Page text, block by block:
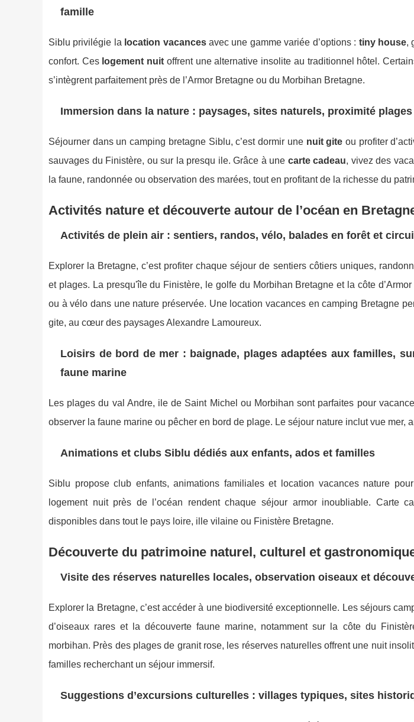
famille
Siblu privilégie la location vacancesavec une gamme variée d’options : tiny house,
confort. Ces logement nuit offrent une alternative insolite au traditionnel hôtel.
s’intègrent parfaitement près de l’Armor Bretagne ou du Morbihan Bretagne.
Immersion dans la nature : paysages, sites naturels, proximité plages
Séjourner dans un camping bretagne Siblu, c’est dormir une nuit gite ou profiter
sauvages du Finistère, ou sur la presqu ile. Grâce à une carte cadeau, vivez des
la faune, randonnée ou observation des marées, tout en profitant de la richesse du
Activités nature et découverte autour de l’océan en
Activités de plein air : sentiers, randos, vélo, balades en forêt et
Explorer la Bretagne, c’est profiter chaque séjour de sentiers côtiers uniques,
et plages. La presqu'île du Finistère, le golfe du Morbihan Bretagne et la côte
ou à vélo dans une nature préservée. Une location vacances en camping Bretagne
gite, au cœur des paysages Alexandre Lamoureux.
Loisirs de bord de mer : baignade, plages adaptées aux familles,
faune marine
Les plages du val Andre, ile de Saint Michel ou Morbihan sont parfaites pour
observer la faune marine ou pêcher en bord de plage. Le séjour nature inclut vue mer,
Animations et clubs Siblu dédiés aux enfants, ados et familles
Siblu propose club enfants, animations familiales et location vacances nature
logement nuit près de l’océan rendent chaque séjour armor inoubliable. Carte
disponibles dans tout le pays loire, ille vilaine ou Finistère Bretagne.
Découverte du patrimoine naturel, culturel et
Visite des réserves naturelles locales, observation oiseaux et
Explorer la Bretagne, c’est accéder à une biodiversité exceptionnelle. Les séjours
d’oiseaux rares et la découverte faune marine, notamment sur la côte du
morbihan. Près des plages de granit rose, les réserves naturelles offrent une nuit
familles recherchant un séjour immersif.
Suggestions d’excursions culturelles : villages typiques, sites